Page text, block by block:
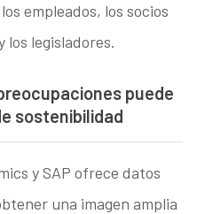
empleados, los socios
los legisladores.
puede
sostenibilidad
y SAP ofrece datos
una imagen amplia